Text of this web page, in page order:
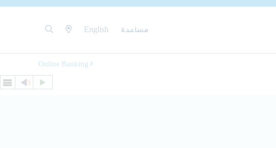
مساعدة English
Online Banking